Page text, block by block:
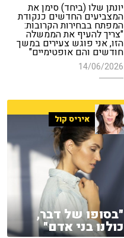
יונתן שלו (ביחד) סימן את
המצביעים החדשים כנקודת
המפתח בבחירות הקרובות:
"צריך להעיף את הממשלה
הזו, אני פוגש צעירים במשך
חודשים והם אופטימיים"
14/06/2026
איריס קול
"בסופו של דבר,
כולנו בני אדם"